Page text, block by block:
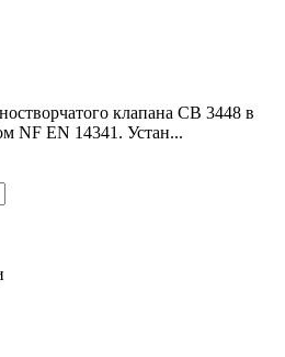
клапана CB 3448 в
NF EN 14341. Устан...